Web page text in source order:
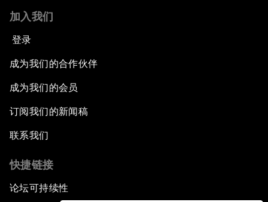
加入我们
登录
成为我们的合作伙伴
成为我们的会员
订阅我们的新闻稿
联系我们
快捷链接
论坛可持续性